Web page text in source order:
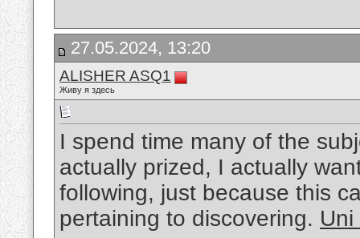
27.05.2024, 13:20
ALISHER ASQ1
Живу я здесь
I spend time many of the
actually prized, I actually
following, just because this
pertaining to discovering.